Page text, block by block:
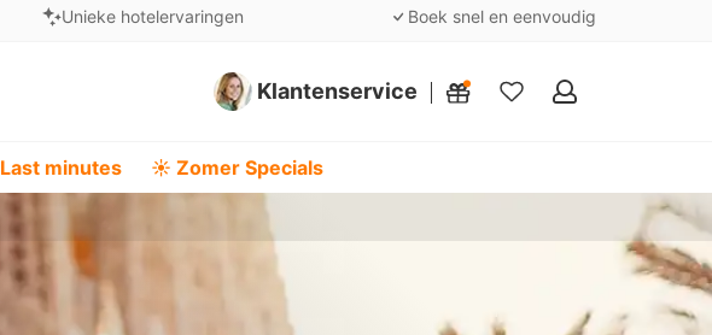
Unieke hotelervaringen Boek snel en eenvoudig
Klantenservice
Mijn
Last minutes ☀️ Zomer Specials